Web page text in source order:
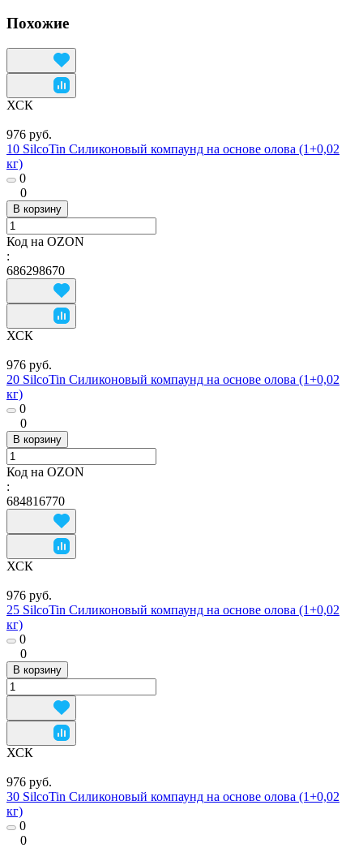
Похожие
ХСК
976 руб.
10 SilcoTin Силиконовый компаунд на основе олова (1+0,02
кг)
0
0
В корзину
Код на OZON
:
686298670
ХСК
976 руб.
20 SilcoTin Силиконовый компаунд на основе олова (1+0,02
кг)
0
0
В корзину
Код на OZON
:
684816770
ХСК
976 руб.
25 SilcoTin Силиконовый компаунд на основе олова (1+0,02
кг)
0
0
В корзину
ХСК
976 руб.
30 SilcoTin Силиконовый компаунд на основе олова (1+0,02
кг)
0
0